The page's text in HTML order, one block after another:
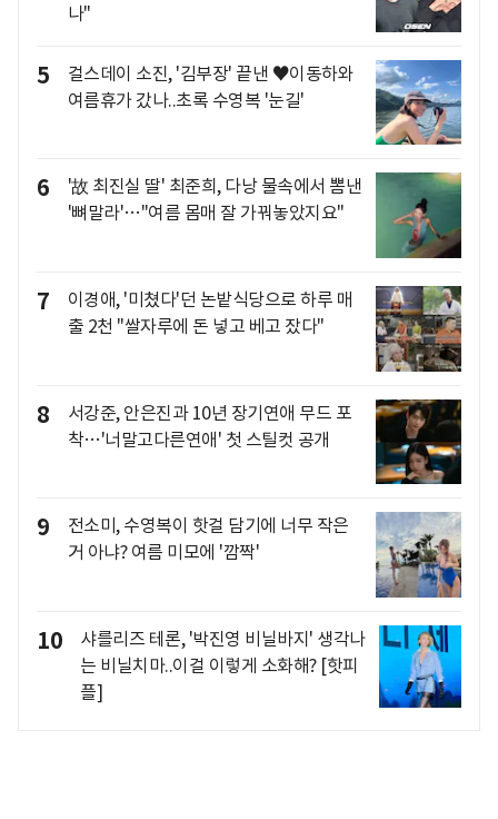
나"
5
걸스데이 소진, '김부장' 끝낸 ♥이동하와
여름휴가 갔나..초록 수영복 '눈길'
6
'故 최진실 딸' 최준희, 다낭 물속에서 뽐낸
'뼈말라'…"여름 몸매 잘 가꿔놓았지요"
7
이경애, '미쳤다'던 논밭식당으로 하루 매
출 2천 "쌀자루에 돈 넣고 베고 잤다"
8
서강준, 안은진과 10년 장기연애 무드 포
착…'너말고다른연애' 첫 스틸컷 공개
9
전소미, 수영복이 핫걸 담기에 너무 작은
거 아냐? 여름 미모에 '깜짝'
10
샤를리즈 테론, '박진영 비닐바지' 생각나
는 비닐치마..이걸 이렇게 소화해? [핫피
플]